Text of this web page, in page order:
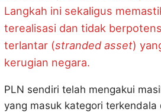
Langkah ini sekaligus
terealisasi dan tidak
terlantar (stranded asset)
kerugian negara.
PLN sendiri telah mengakui
yang masuk kategori terkendala